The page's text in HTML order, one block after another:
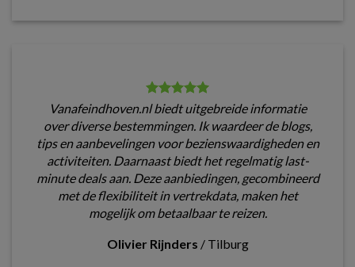
Vanafeindhoven.nl biedt uitgebreide informatie
over diverse bestemmingen. Ik waardeer de blogs,
tips en aanbevelingen voor bezienswaardigheden en
activiteiten. Daarnaast biedt het regelmatig last-
minute deals aan. Deze aanbiedingen, gecombineerd
met de flexibiliteit in vertrekdata, maken het
mogelijk om betaalbaar te reizen.
Olivier Rijnders / Tilburg